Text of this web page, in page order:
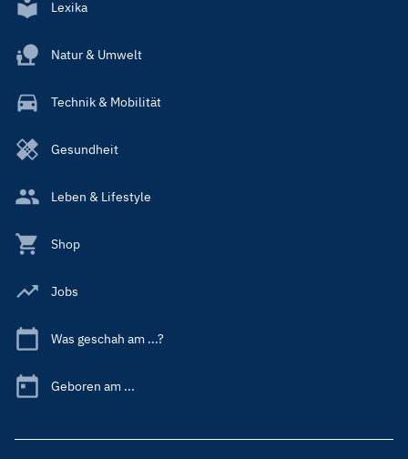
Lexika
Natur & Umwelt
Technik & Mobilität
Gesundheit
Leben & Lifestyle
Shop
Jobs
Was geschah am ...?
Geboren am ...